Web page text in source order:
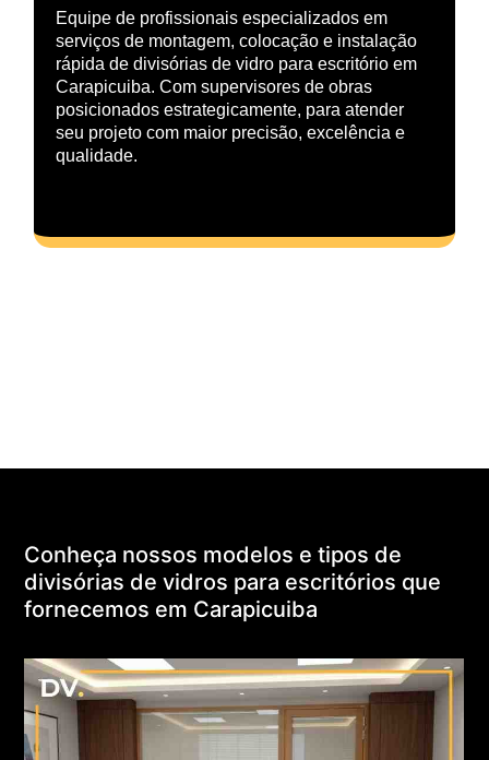
Equipe de profissionais especializados em
serviços de montagem, colocação e instalação
rápida de divisórias de vidro para escritório em
Carapicuiba. Com supervisores de obras
posicionados estrategicamente, para atender
seu projeto com maior precisão, excelência e
qualidade.
Conheça nossos modelos e tipos de
divisórias de vidros para escritórios que
fornecemos em Carapicuiba